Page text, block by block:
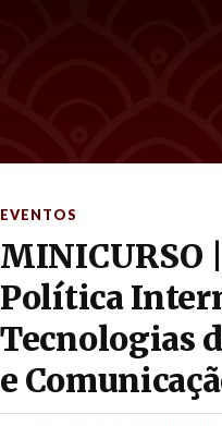
EVENTOS
MINICURSO
Política
Tecnologias
e